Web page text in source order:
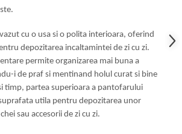
cu o usa si o polita interioara, oferind
depozitarea incaltamintei de zi cu zi.
permite organizarea mai buna a
i de praf si mentinand holul curat si bine
timp, partea superioara a pantofarului
utila pentru depozitarea unor
sau accesorii de zi cu zi.